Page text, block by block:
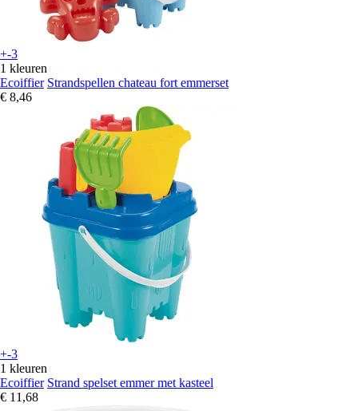
+-3
1 kleuren
Ecoiffier Strandspellen chateau fort emmerset
€ 8,46
+-3
1 kleuren
Ecoiffier Strand spelset emmer met kasteel
€ 11,68